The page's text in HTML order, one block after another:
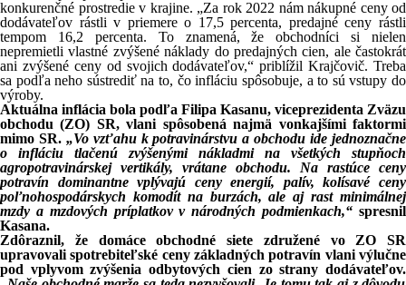
konkurenčné prostredie v krajine. „Za rok 2022 nám nákupné ceny od
dodávateľov rástli v priemere o 17,5 percenta, predajné ceny rástli
tempom 16,2 percenta. To znamená, že obchodníci si nielen
nepremietli vlastné zvýšené náklady do predajných cien, ale častokrát
ani zvýšené ceny od svojich dodávateľov,“ priblížil Krajčovič. Treba
sa podľa neho sústrediť na to, čo infláciu spôsobuje, a to sú vstupy do
výroby.
Aktuálna inflácia bola podľa Filipa Kasanu, viceprezidenta Zväzu
obchodu (ZO) SR, vlani spôsobená najmä vonkajšími faktormi
mimo SR. „Vo vzťahu k potravinárstvu a obchodu ide jednoznačne
o infláciu tlačenú zvýšenými nákladmi na všetkých stupňoch
agropotravinárskej vertikály, vrátane obchodu. Na rastúce ceny
potravín dominantne vplývajú ceny energií, palív, kolísavé ceny
poľnohospodárskych komodít na burzách, ale aj rast minimálnej
mzdy a mzdových príplatkov v národných podmienkach,“ spresnil
Kasana.
Zdôraznil, že domáce obchodné siete združené vo ZO SR
upravovali spotrebiteľské ceny základných potravín vlani výlučne
pod vplyvom zvýšenia odbytových cien zo strany dodávateľov.